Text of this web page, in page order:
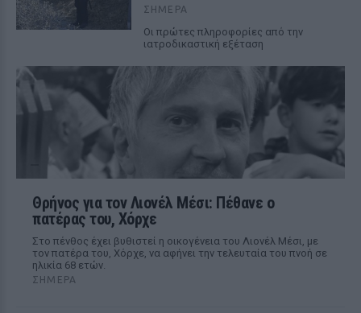
ΣΉΜΕΡΑ
Οι πρώτες πληροφορίες από την
ιατροδικαστική εξέταση
Θρήνος για τον Λιονέλ Μέσι: Πέθανε ο
πατέρας του, Χόρχε
Στο πένθος έχει βυθιστεί η οικογένεια του Λιονέλ Μέσι, με
τον πατέρα του, Χόρχε, να αφήνει την τελευταία του πνοή σε
ηλικία 68 ετών.
ΣΉΜΕΡΑ